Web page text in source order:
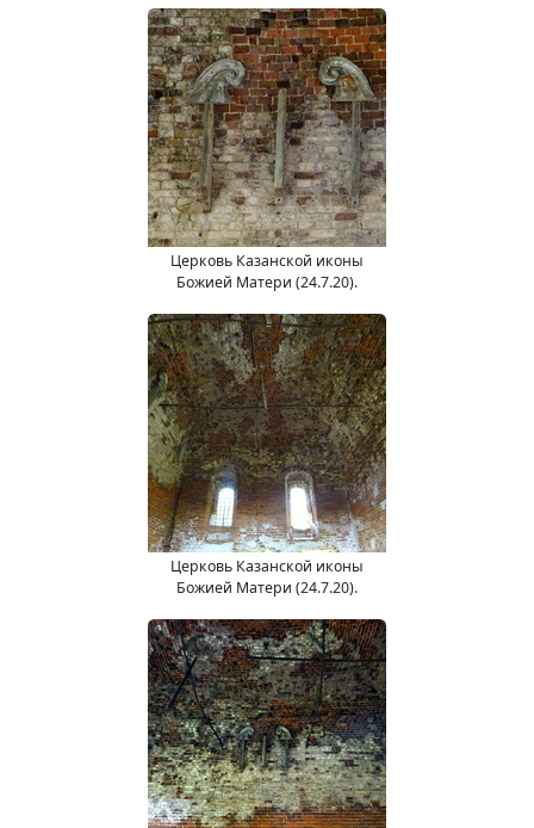
Церковь Казанской иконы
Божией Матери (24.7.20).
Церковь Казанской иконы
Божией Матери (24.7.20).